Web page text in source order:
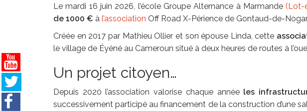
Le mardi 16 juin 2026, l’école Groupe Alternance à Marmande(Lot-
de 1000 € à l’association Off Road X-Périence de Gontaud-de-
Créée en 2017 par Mathieu Ollier et son épouse Linda, cette
le village de Éyéné au Cameroun situé à deux heures de routes à
Un projet citoyen…
Depuis 2020 l’association valorise chaque annéeles
successivement participé au financement de la construction d’une